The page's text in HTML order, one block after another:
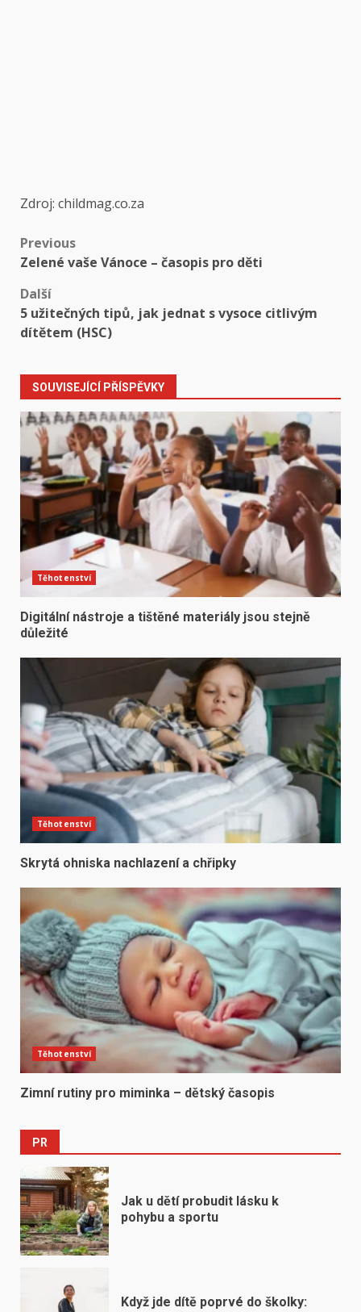
Zdroj: childmag.co.za
Post
Previous
Zelené vaše Vánoce – časopis pro děti
Další
5 užitečných tipů, jak jednat s vysoce citlivým
dítětem (HSC)
SOUVISEJÍCÍ PŘÍSPĚVKY
Těhotenství
Digitální nástroje a tištěné materiály jsou stejně
důležité
Těhotenství
Skrytá ohniska nachlazení a chřipky
Těhotenství
Zimní rutiny pro miminka – dětský časopis
PR
Jak u dětí probudit lásku k
pohybu a sportu
Když jde dítě poprvé do školky: